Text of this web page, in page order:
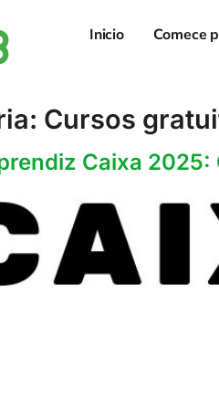
Inicio Comece
Cursos
Caixa 2025: